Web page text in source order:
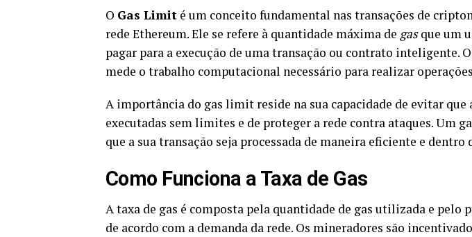
O Gas Limit é um conceito fundamental nas transações de
rede Ethereum. Ele se refere à quantidade máxima de gasque um
pagar para a execução de uma transação ou contrato inteligente.
mede o trabalho computacional necessário para realizar
A importância do gas limit reside na sua capacidade de evitar que
executadas sem limites e de proteger a rede contra ataques. Um
que a sua transação seja processada de maneira eficiente e dentro
Como Funciona a Taxa de Gas
A taxa de gas é composta pela quantidade de gas utilizada e pelo
de acordo com a demanda da rede. Os mineradores são